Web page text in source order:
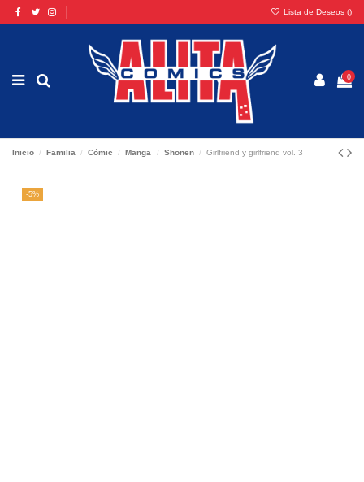
Lista de Deseos ()
0
Inicio Familia Cómic Manga Shonen Girlfriend y girlfriend vol. 3
-5%